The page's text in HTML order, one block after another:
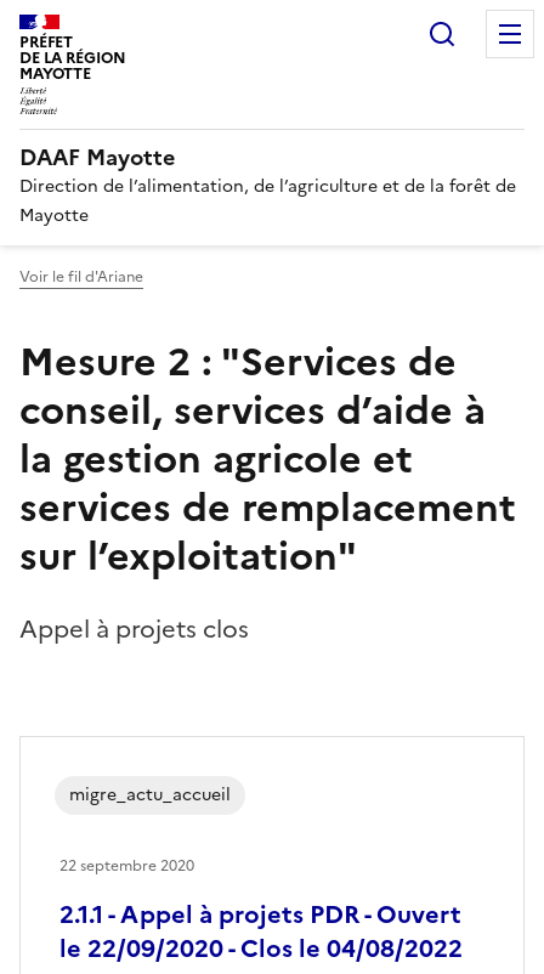
PRÉFET
DE LA RÉGION
MAYOTTE
DAAF Mayotte
Direction de l’alimentation, de l’agriculture et de la forêt de
Mayotte
Voir le fil d'Ariane
Mesure 2 : "Services de
conseil, services d’aide à
la gestion agricole et
services de remplacement
sur l’exploitation"
Appel à projets clos
2.1.1 - Appel à projets PDR - Ouvert
le 22/09/2020 - Clos le 04/08/2022
migre_actu_accueil
22 septembre 2020